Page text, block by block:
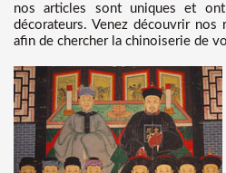
nos articles sont uniques et
décorateurs. Venez découvrir
afin de chercher la chinoiserie de